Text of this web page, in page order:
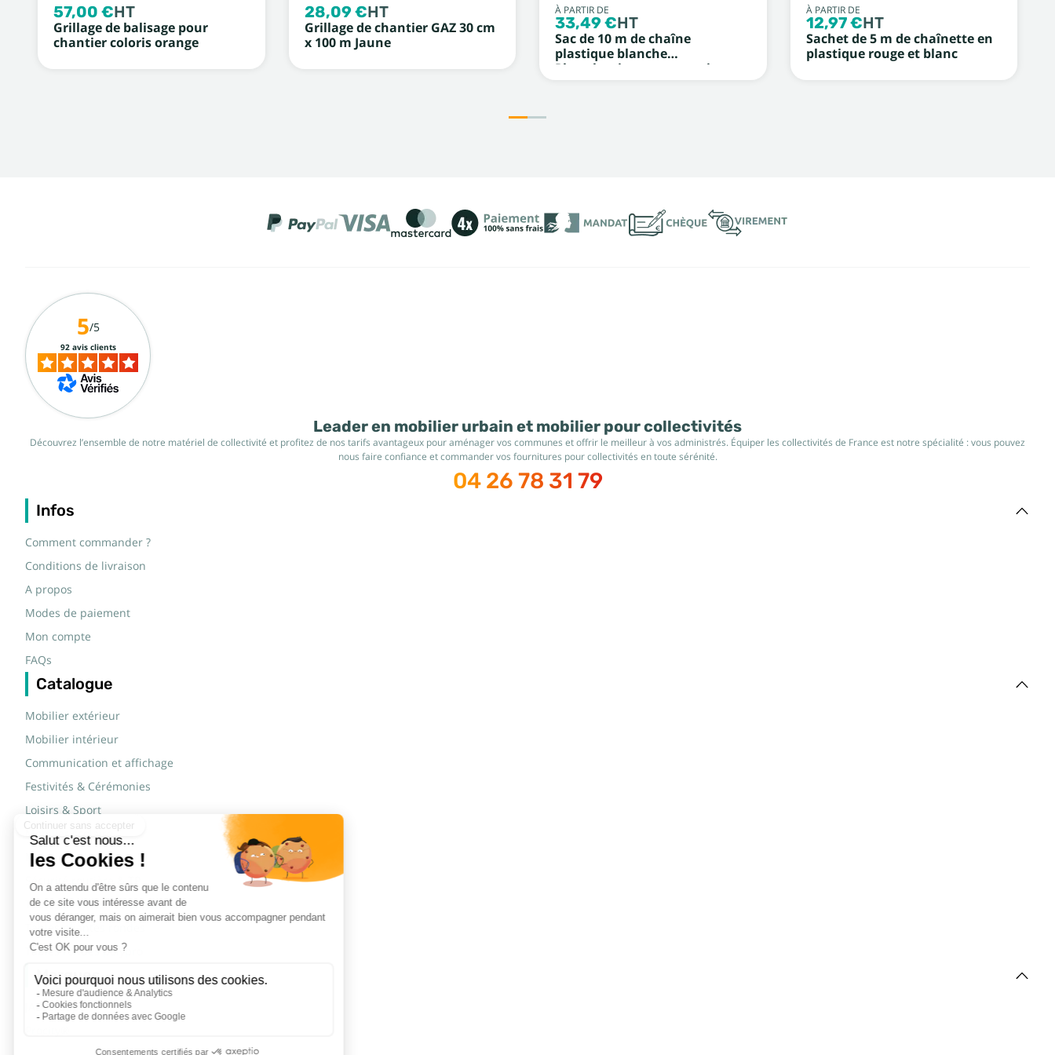
57,00 €HT
Grillage de balisage pour
chantier coloris orange
28,09 €HT
Grillage de chantier GAZ 30 cm
x 100 m Jaune
À PARTIR DE
33,49 €HT
Sac de 10 m de chaîne
plastique blanche
Photoluminescent et noir
À PARTIR DE
12,97 €HT
Sachet de 5 m de chaînette en
plastique rouge et blanc
Leader en mobilier urbain et mobilier pour collectivités
Découvrez l’ensemble de notre matériel de collectivité et profitez de nos tarifs avantageux pour aménager vos communes et offrir le meilleur à vos administrés. Équiper les collectivités de France est notre spécialité : vous pouvez
nous faire confiance et commander vos fournitures pour collectivités en toute sérénité.
04 26 78 31 79
Infos
Comment commander ?
Conditions de livraison
A propos
Modes de paiement
Mon compte
FAQs
Catalogue
Mobilier extérieur
Mobilier intérieur
Communication et affichage
Festivités & Cérémonies
Loisirs & Sport
Mobilier scolaire
Mobilier urbain
Sécurité routière & TP
Tables pliantes rectangulaires
Tables pliantes rondes
Tables rondes polypro
Marques
JAD Groupe
5/5
92 avis clients